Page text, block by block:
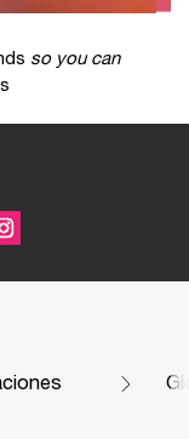
so you can